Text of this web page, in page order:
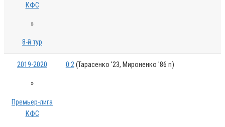
КФС
»
8-й тур
2019-2020
»
Премьер-лига
КФС
0:2(Тарасенко '23, Мироненко '86 п)